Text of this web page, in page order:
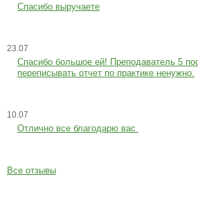
Спасибо выручаете
23.07
Cпасибо большое ей! Преподаватель 5
переписывать отчет по практике ненужно.
10.07
Отлично все благодарю вас
Все отзывы